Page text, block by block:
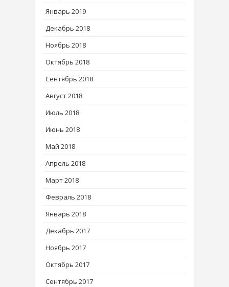
Январь 2019
Декабрь 2018
Ноябрь 2018
Октябрь 2018
Сентябрь 2018
Август 2018
Июль 2018
Июнь 2018
Май 2018
Апрель 2018
Март 2018
Февраль 2018
Январь 2018
Декабрь 2017
Ноябрь 2017
Октябрь 2017
Сентябрь 2017